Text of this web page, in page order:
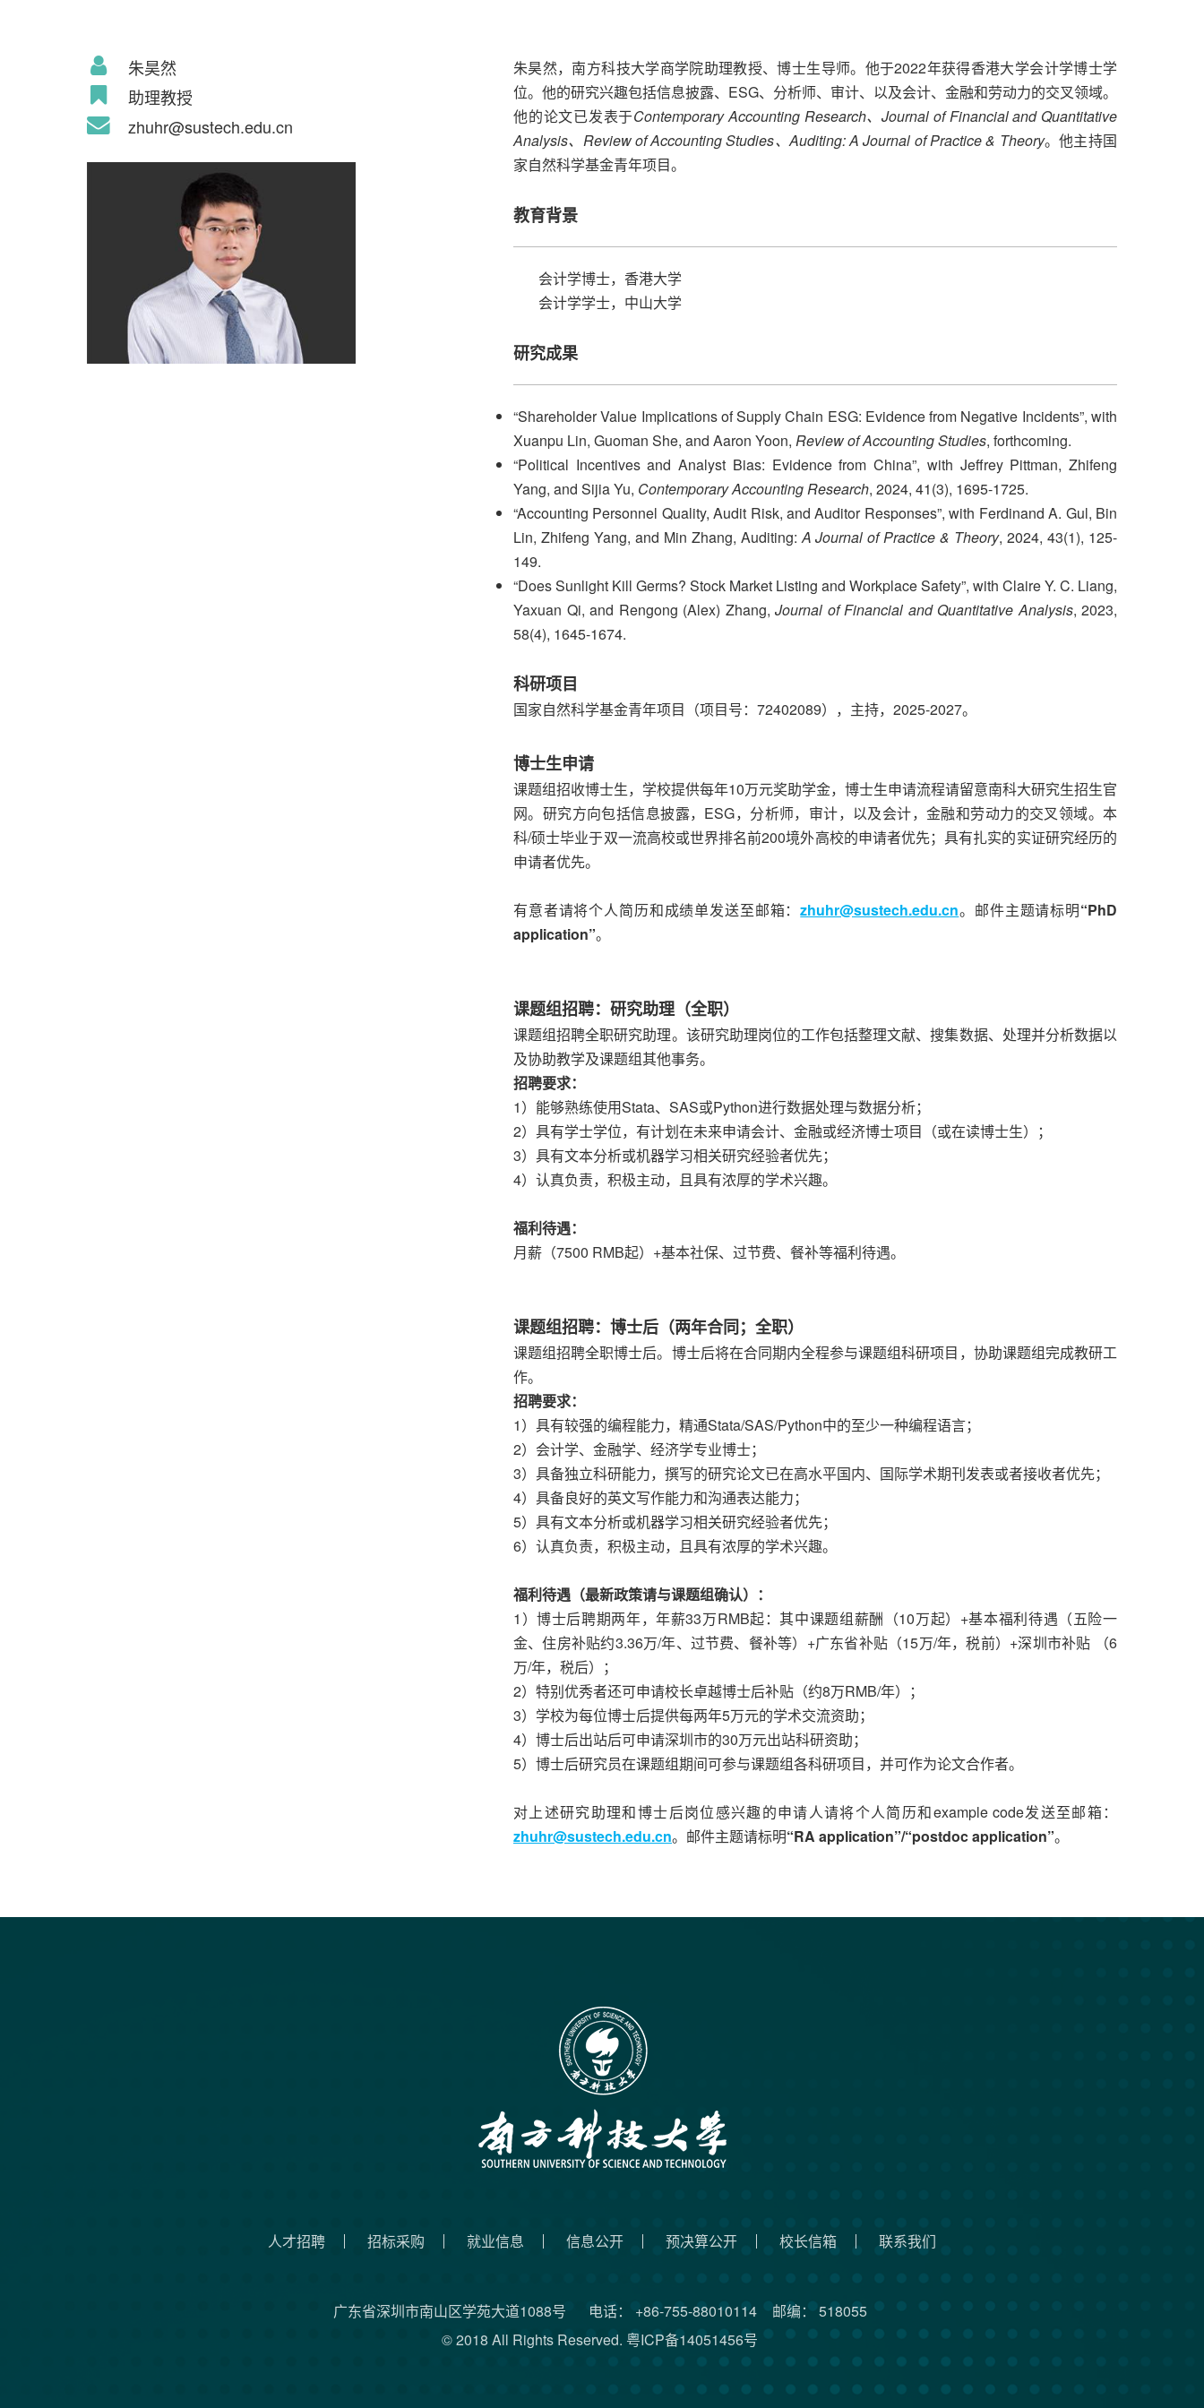
朱昊然
助理教授
zhuhr@sustech.edu.cn
朱昊然，南方科技大学商学院助理教授、博士生导师。他于2022年获得香港大学会计学博士学
位。他的研究兴趣包括信息披露、ESG、分析师、审计、以及会计、金融和劳动力的交叉领域。
他的论文已发表于Contemporary Accounting Research、Journal of Financial and Quantitative
Analysis、Review of Accounting Studies、Auditing: A Journal of Practice & Theory。他主持国
家自然科学基金青年项目。
教育背景
会计学博士，香港大学
会计学学士，中山大学
研究成果
“Shareholder Value Implications of Supply Chain ESG: Evidence from Negative Incidents”, with
Xuanpu Lin, Guoman She, and Aaron Yoon, Review of Accounting Studies, forthcoming.
“Political Incentives and Analyst Bias: Evidence from China”, with Jeffrey Pittman, Zhifeng
Yang, and Sijia Yu, Contemporary Accounting Research, 2024, 41(3), 1695-1725.
“Accounting Personnel Quality, Audit Risk, and Auditor Responses”, with Ferdinand A. Gul, Bin
Lin, Zhifeng Yang, and Min Zhang, Auditing:A Journal of Practice & Theory, 2024, 43(1), 125-
149.
“Does Sunlight Kill Germs? Stock Market Listing and Workplace Safety”, with Claire Y. C. Liang,
Yaxuan Qi, and Rengong (Alex) Zhang, Journal of Financial and Quantitative Analysis, 2023,
58(4), 1645-1674.
科研项目
国家自然科学基金青年项目（项目号：72402089），主持，2025-2027。
博士生申请
课题组招收博士生，学校提供每年10万元奖助学金，博士生申请流程请留意南科大研究生招生官
网。研究方向包括信息披露，ESG，分析师，审计，以及会计，金融和劳动力的交叉领域。本
科/硕士毕业于双一流高校或世界排名前200境外高校的申请者优先；具有扎实的实证研究经历的
申请者优先。
有意者请将个人简历和成绩单发送至邮箱：zhuhr@sustech.edu.cn。邮件主题请标明“PhD
application”。
课题组招聘：研究助理（全职）
课题组招聘全职研究助理。该研究助理岗位的工作包括整理文献、搜集数据、处理并分析数据以
及协助教学及课题组其他事务。
招聘要求：
1）能够熟练使用Stata、SAS或Python进行数据处理与数据分析；
2）具有学士学位，有计划在未来申请会计、金融或经济博士项目（或在读博士生）；
3）具有文本分析或机器学习相关研究经验者优先；
4）认真负责，积极主动，且具有浓厚的学术兴趣。
福利待遇：
月薪（7500 RMB起）+基本社保、过节费、餐补等福利待遇。
课题组招聘：博士后（两年合同；全职）
课题组招聘全职博士后。博士后将在合同期内全程参与课题组科研项目，协助课题组完成教研工
作。
招聘要求：
1）具有较强的编程能力，精通Stata/SAS/Python中的至少一种编程语言；
2）会计学、金融学、经济学专业博士；
3）具备独立科研能力，撰写的研究论文已在高水平国内、国际学术期刊发表或者接收者优先；
4）具备良好的英文写作能力和沟通表达能力；
5）具有文本分析或机器学习相关研究经验者优先；
6）认真负责，积极主动，且具有浓厚的学术兴趣。
福利待遇（最新政策请与课题组确认）：
1）博士后聘期两年，年薪33万RMB起：其中课题组薪酬（10万起）+基本福利待遇（五险一
金、住房补贴约3.36万/年、过节费、餐补等）+广东省补贴（15万/年，税前）+深圳市补贴 （6
万/年，税后）；
2）特别优秀者还可申请校长卓越博士后补贴（约8万RMB/年）；
3）学校为每位博士后提供每两年5万元的学术交流资助；
4）博士后出站后可申请深圳市的30万元出站科研资助；
5）博士后研究员在课题组期间可参与课题组各科研项目，并可作为论文合作者。
对上述研究助理和博士后岗位感兴趣的申请人请将个人简历和example code发送至邮箱：
zhuhr@sustech.edu.cn。邮件主题请标明“RA application”/“postdoc application”。
人才招聘 招标采购 就业信息 信息公开 预决算公开 校长信箱 联系我们
广东省深圳市南山区学苑大道1088号 电话： +86-755-88010114
邮编： 518055
© 2018 All Rights Reserved. 粤ICP备14051456号